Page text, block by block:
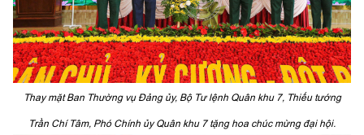
Thay mặt Ban Thường vụ Đảng ủy, Bộ Tư lệnh Quân khu 7, Thiếu tướng
Trần Chí Tâm, Phó Chính ủy Quân khu 7 tặng hoa chúc mừng đại hội.